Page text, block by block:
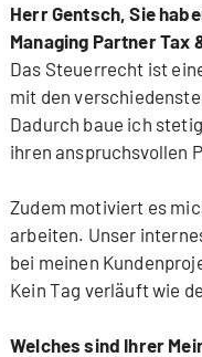
Herr Gentsch, Sie
Managing Partner Tax
Das Steuerrecht ist
mit den
Dadurch baue ich
ihren anspruchsvollen
Zudem motiviert es
arbeiten. Unser
bei meinen
Kein Tag verläuft wie
Welches sind Ihrer